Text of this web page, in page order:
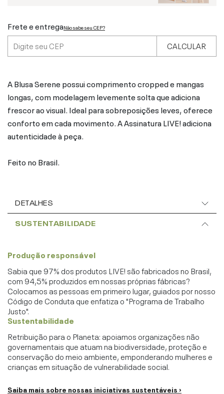
Frete e entregaNão sabe seu CEP?
CALCULAR
A Blusa Serene possui comprimento cropped e mangas
longas, com modelagem levemente solta que adiciona
frescor ao visual. Ideal para sobreposições leves, oferece
conforto em cada movimento. A Assinatura LIVE! adiciona
autenticidade à peça.
Feito no Brasil.
DETALHES
SUSTENTABILIDADE
Produção responsável
Sabia que 97% dos produtos LIVE! são fabricados no Brasil,
com 94,5% produzidos em nossas próprias fábricas?
Colocamos as pessoas em primeiro lugar, guiados por nosso
Código de Conduta que enfatiza o "Programa de Trabalho
Justo".
Sustentabilidade
Retribuição para o Planeta: apoiamos organizações não
governamentais que atuam na biodiversidade, proteção e
conservação do meio ambiente, emponderando mulheres e
crianças em situação de vulnerabilidade social.
Saiba mais sobre nossas iniciativas sustentáveis ›